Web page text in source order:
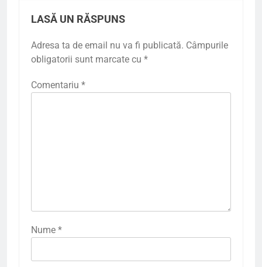
LASĂ UN RĂSPUNS
Adresa ta de email nu va fi publicată. Câmpurile
obligatorii sunt marcate cu *
Comentariu *
Nume *